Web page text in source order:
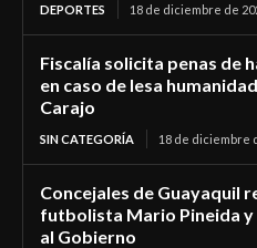
DEPORTES 18 de diciembre de
Fiscalía solicita penas de
en caso de lesa
Carajo
SIN CATEGORÍA 18 de diciembre
Concejales de Guayaquil
futbolista Mario Pineida
al Gobierno